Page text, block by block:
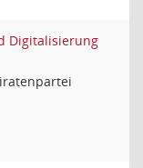
Digitalisierung